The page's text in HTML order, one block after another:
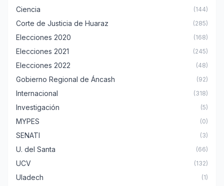
Ciencia (144)
Corte de Justicia de Huaraz (285)
Elecciones 2020 (168)
Elecciones 2021 (245)
Elecciones 2022 (48)
Gobierno Regional de Áncash (92)
Internacional (318)
Investigación (5)
MYPES (0)
SENATI (3)
U. del Santa (66)
UCV (132)
Uladech (1)